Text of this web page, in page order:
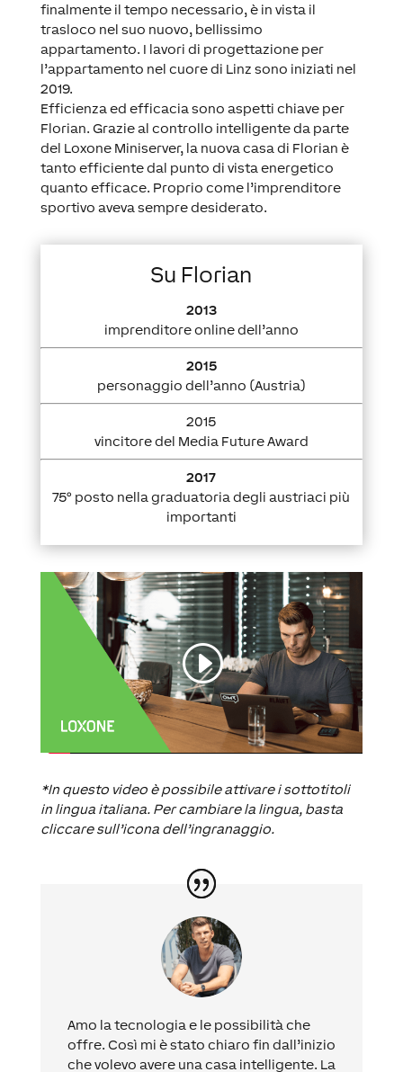
finalmente il tempo necessario, è in vista il
trasloco nel suo nuovo, bellissimo
appartamento. I lavori di progettazione per
l’appartamento nel cuore di Linz sono iniziati nel
2019.
Efficienza ed efficacia sono aspetti chiave per
Florian. Grazie al controllo intelligente da parte
del Loxone Miniserver, la nuova casa di Florian è
tanto efficiente dal punto di vista energetico
quanto efficace. Proprio come l’imprenditore
sportivo aveva sempre desiderato.
Su Florian
2013
imprenditore online dell’anno
2015
personaggio dell’anno (Austria)
2015
vincitore del Media Future Award
2017
75° posto nella graduatoria degli austriaci più
importanti
*In questo video è possibile attivare i sottotitoli
in lingua italiana. Per cambiare la lingua, basta
cliccare sull’icona dell’ingranaggio.
Amo la tecnologia e le possibilità che
offre. Così mi è stato chiaro fin dall’inizio
che volevo avere una casa intelligente. La